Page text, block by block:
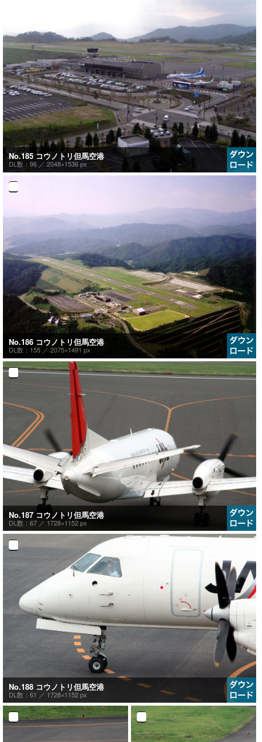
No.185 コウノトリ但馬空港
DL数：96 ／ 2048×1536 px
No.186 コウノトリ但馬空港
DL数：155 ／ 2075×1491 px
No.187 コウノトリ但馬空港
DL数：67 ／1728×1152 px
No.188 コウノトリ但馬空港
DL数：61 ／ 1728×1152 px